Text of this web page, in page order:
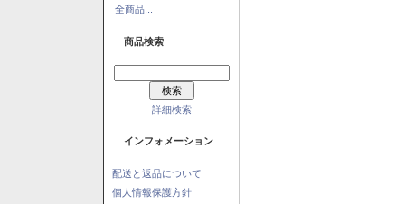
全商品...
商品検索
詳細検索
インフォメーション
配送と返品について
個人情報保護方針